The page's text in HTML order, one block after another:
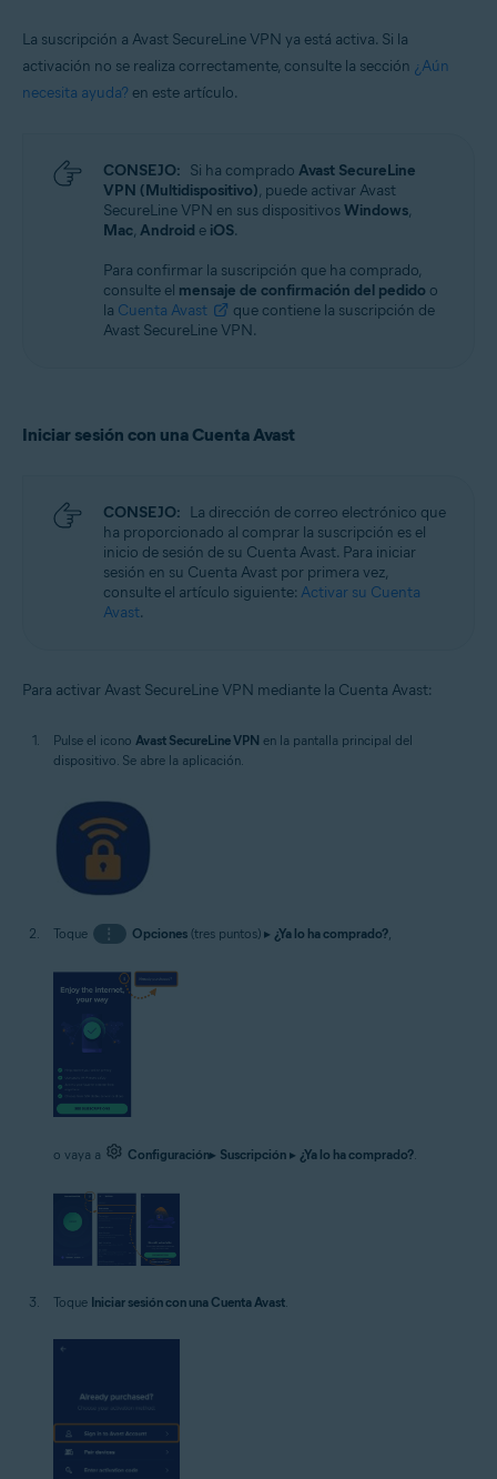
La suscripción a Avast SecureLine VPN ya está activa. Si la
activación no se realiza correctamente, consulte la sección ¿Aún
necesita ayuda? en este artículo.
CONSEJO: Si ha comprado Avast SecureLine
VPN (Multidispositivo), puede activar Avast
SecureLine VPN en sus dispositivosWindows,
Mac, Android e iOS.
Para confirmar la suscripción que ha comprado,
consulte el mensaje de confirmación del pedido o
la Cuenta Avast
que contiene la suscripción de
Avast SecureLine VPN.
Iniciar sesión con una Cuenta Avast
CONSEJO: La dirección de correo electrónico que
ha proporcionado al comprar la suscripción es el
inicio de sesión de su Cuenta Avast. Para iniciar
sesión en su Cuenta Avast por primera vez,
consulte el artículo siguiente: Activar su Cuenta
Avast.
Para activar Avast SecureLine VPN mediante la Cuenta Avast:
Pulse el icono Avast SecureLine VPN en la pantalla principal del
dispositivo. Se abre la aplicación.
Toque ⋮ Opciones(tres puntos) ▸ ¿Ya lo ha comprado?,
o vaya a Configuración▸ Suscripción ▸ ¿Ya lo ha comprado?.
Toque Iniciar sesión con una Cuenta Avast